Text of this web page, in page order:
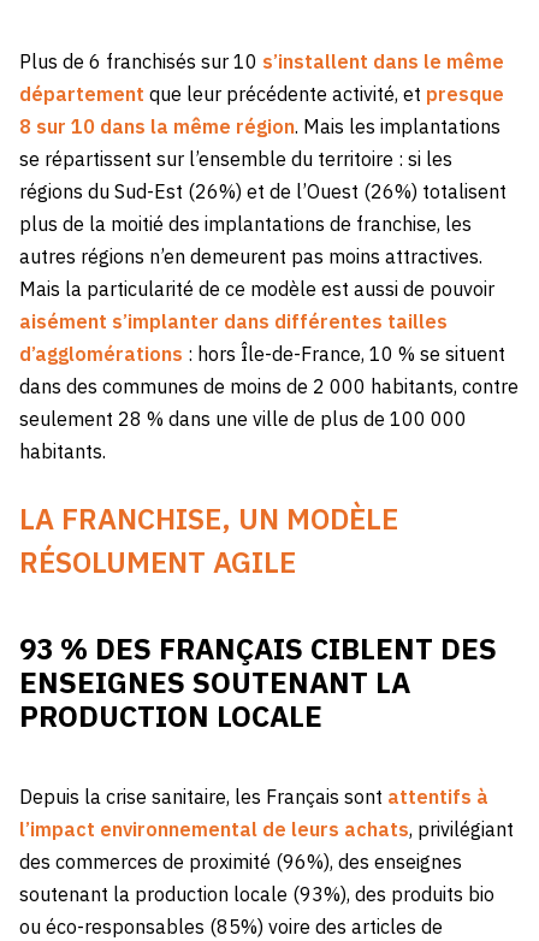
Plus de 6 franchisés sur 10 s’installent dans le même
département que leur précédente activité, et presque
8 sur 10 dans la même région. Mais les implantations
se répartissent sur l’ensemble du territoire : si les
régions du Sud-Est (26%) et de l’Ouest (26%) totalisent
plus de la moitié des implantations de franchise, les
autres régions n’en demeurent pas moins attractives.
Mais la particularité de ce modèle est aussi de pouvoir
aisément s’implanter dans différentes tailles
d’agglomérations : hors Île-de-France, 10 % se situent
dans des communes de moins de 2 000 habitants, contre
seulement 28 % dans une ville de plus de 100 000
habitants.
LA FRANCHISE, UN MODÈLE
RÉSOLUMENT AGILE
93 % DES FRANÇAIS CIBLENT DES
ENSEIGNES SOUTENANT LA
PRODUCTION LOCALE
Depuis la crise sanitaire, les Français sont attentifs à
l’impact environnemental de leurs achats, privilégiant
des commerces de proximité (96%), des enseignes
soutenant la production locale (93%), des produits bio
ou éco-responsables (85%) voire des articles de